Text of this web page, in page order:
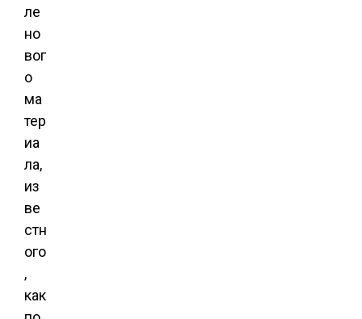
ле
но
вог
о
ма
тер
иа
ла,
из
ве
стн
ого
,
как